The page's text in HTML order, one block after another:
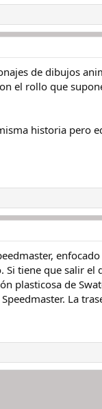
de dibujos
el rollo que
historia pero
enfocado
tiene que salir el
plasticosa de
La